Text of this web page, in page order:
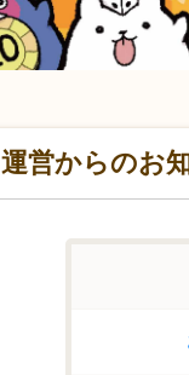
運営からのお